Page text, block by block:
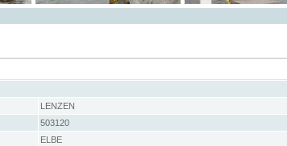
LENZEN
503120
ELBE